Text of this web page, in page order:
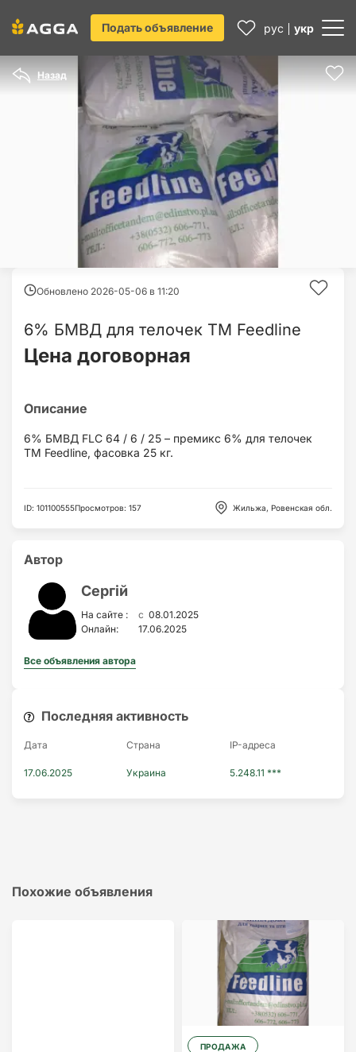
Подать объявление рус укр
Назад
Обновлено 2026-05-06 в 11:20
6% БМВД для телочек ТМ Feedline
Цена договорная
6% БМВД FLC 64 / 6 / 25 – премикс 6% для телочек
ТМ Feedline, фасовка 25 кг.
ID: 101100555Просмотров: 157 Жильжа, Ровенская обл.
Автор
Сергій
На сайте : c 08.01.2025
Онлайн:
17.06.2025
Все объявления автора
Последняя активность
Дата Страна IP-адресa
17.06.2025 Украина 5.248.11 ***
Похожие объявления
ПРОДАЖА